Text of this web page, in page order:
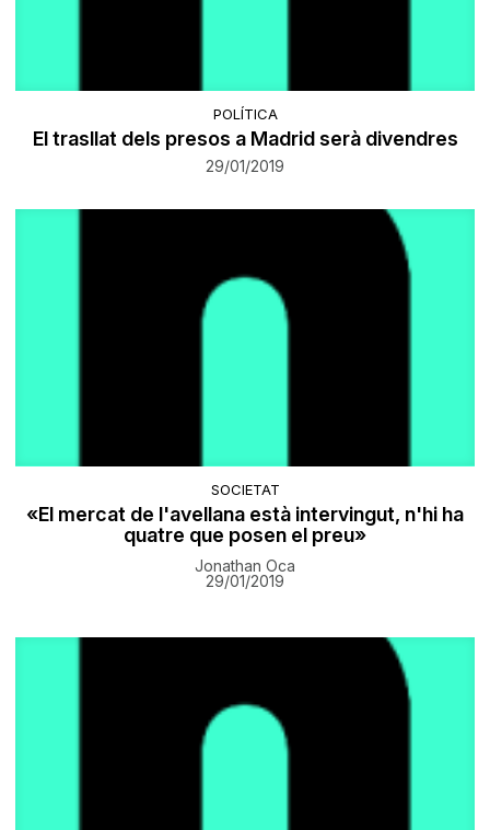
POLÍTICA
El trasllat dels presos a Madrid serà divendres
29/01/2019
SOCIETAT
«El mercat de l'avellana està intervingut, n'hi ha
quatre que posen el preu»
Jonathan Oca
29/01/2019